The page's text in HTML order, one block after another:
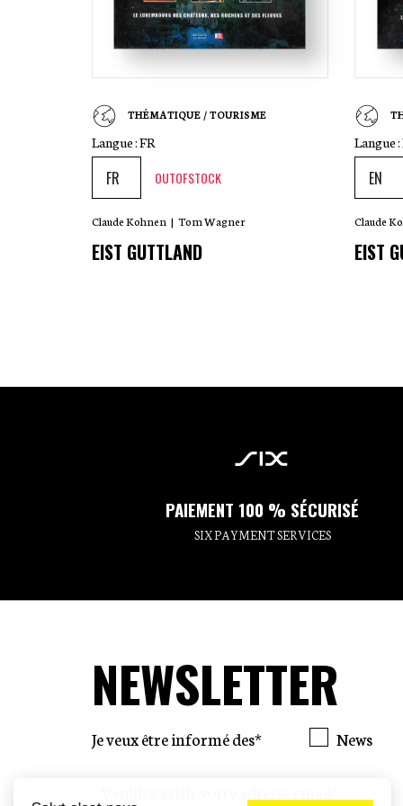
THÉMATIQUE / TOURISME
Langue :FR
OUTOFSTOCK
Claude Kohnen | Tom Wagner
EIST GUTTLAND
Langue :
Claude
EIST
PAIEMENT 100 % SÉCURISÉ
SIX PAYMENT SERVICES
NEWSLETTER
Je veux être informé des* News